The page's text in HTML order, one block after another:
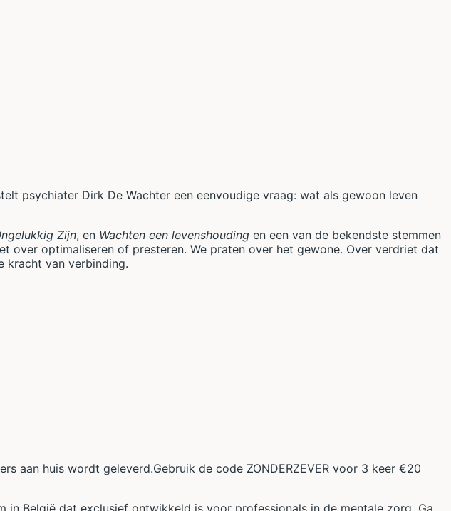
psychiater Dirk De Wachter een eenvoudige vraag: wat als gewoon leven
Zijn, en Wachten een levenshouding en een van de bekendste stemmen
over optimaliseren of presteren. We praten over het gewone. Over verdriet dat
kracht van verbinding.
aan huis wordt geleverd.Gebruik de code ZONDERZEVER voor 3 keer €20